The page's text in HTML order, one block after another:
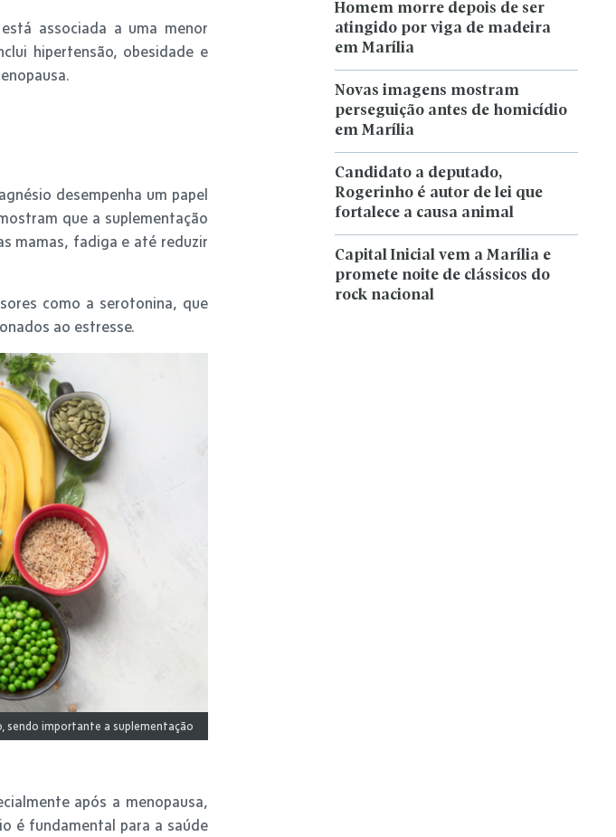
associada a uma menor
hipertensão, obesidade e
desempenha um papel
que a suplementação
mamas, fadiga e até reduzir
como a serotonina, que
ao estresse.
sendo importante a suplementação
após a menopausa,
é fundamental para a saúde
Homem morre depois de ser
atingido por viga de madeira
em Marília
Novas imagens mostram
perseguição antes de homicídio
em Marília
Candidato a deputado,
Rogerinho é autor de lei que
fortalece a causa animal
Capital Inicial vem a Marília e
promete noite de clássicos do
rock nacional